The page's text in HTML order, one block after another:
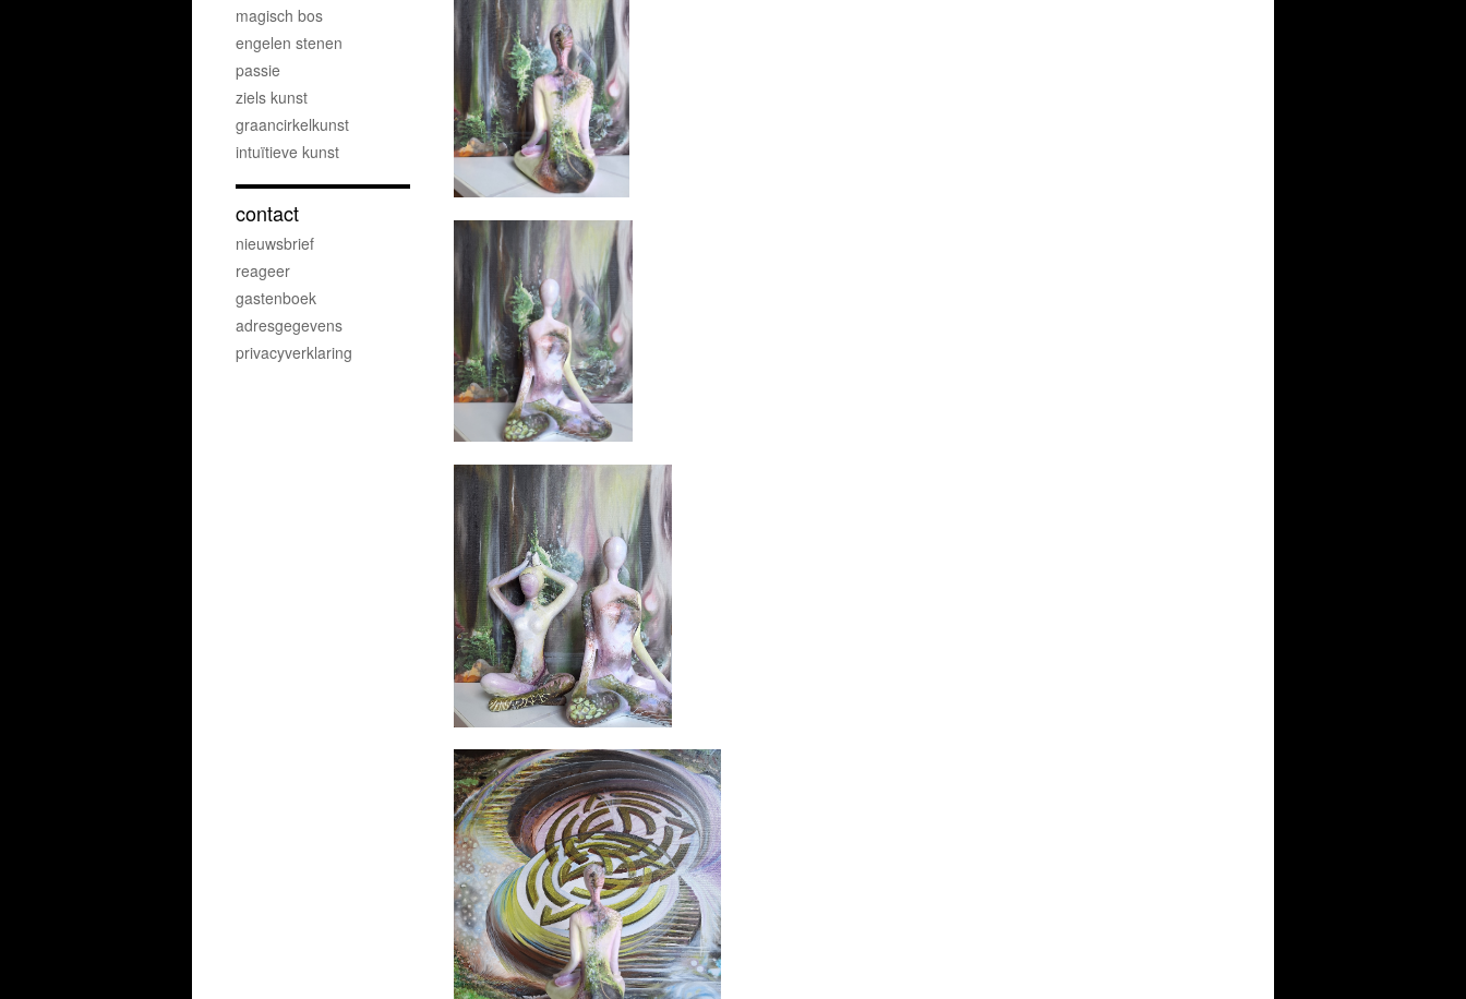
magisch bos
engelen stenen
passie
ziels kunst
graancirkelkunst
intuïtieve kunst
contact
nieuwsbrief
reageer
gastenboek
adresgegevens
privacyverklaring